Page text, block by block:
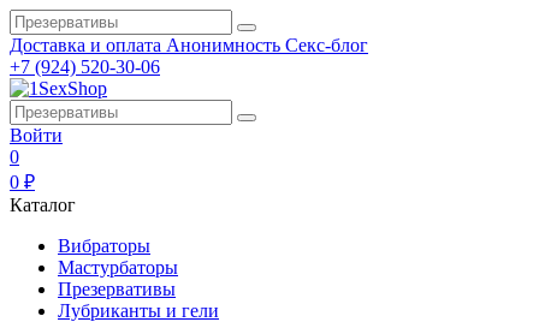
Доставка и оплата Анонимность Секс-блог
+7 (924) 520-30-06
Войти
0
0 ₽
Каталог
Вибраторы
Мастурбаторы
Презервативы
Лубриканты и гели